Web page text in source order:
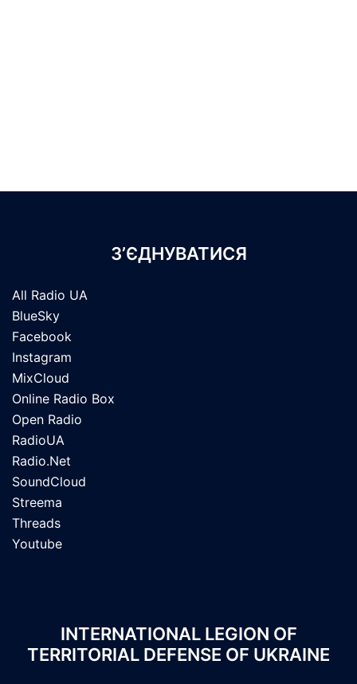
З’ЄДНУВАТИСЯ
All Radio UA
BlueSky
Facebook
Instagram
MixCloud
Online Radio Box
Open Radio
RadioUA
Radio.Net
SoundCloud
Streema
Threads
Youtube
INTERNATIONAL LEGION OF
TERRITORIAL DEFENSE OF UKRAINE